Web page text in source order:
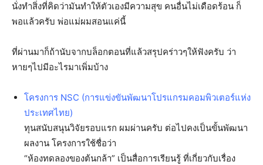
นั่งทำสิ่งที่คิดว่ามันทำให้ตัวเองมีความสุข คนอื่นไม่เดือดร้อน ก็
พอแล้วครับ พ่อแม่ผมสอนแค่นี้
ที่ผ่านมาก็ถ้านับจากบล็อกตอนที่แล้วสรุปคร่าวๆให้ฟังครับ ว่า
หายๆไปมีอะไรมาเพิ่มบ้าง
โครงการ NSC (การแข่งขันพัฒนาโปรแกรมคอมพิวเตอร์แห่ง
ประเทศไทย)
ทุนสนับสนุนวิจัยรอบแรก ผมผ่านครับ ต่อไปคงเป็นขั้นพัฒนา
ผลงาน โครงการใช้ชื่อว่า
“ห้องทดลองของต้นกล้า” เป็นสื่อการเรียนรู้ ที่เกี่ยวกับเรื่อง